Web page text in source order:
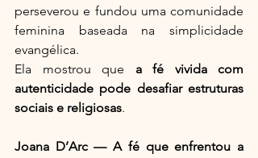
perseverou e fundou uma comunidade
feminina baseada na simplicidade
evangélica.
Ela mostrou que a fé vivida com
autenticidade pode desafiar estruturas
sociais e religiosas.
Joana D’Arc — A fé que enfrentou a